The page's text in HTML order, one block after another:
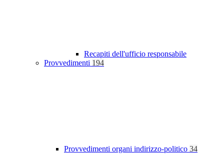
Recapiti dell'ufficio responsabile
Provvedimenti 194
Provvedimenti organi indirizzo-politico 34